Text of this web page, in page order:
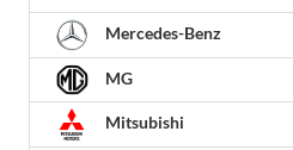
Mercedes-Benz
MG
Mitsubishi